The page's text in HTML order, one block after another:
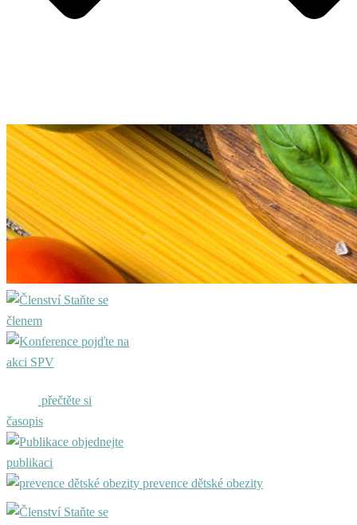
Staňte se
členem
pojďte na
akci SPV
přečtěte si
časopis
objednejte
publikaci
prevence dětské obezity
Staňte se